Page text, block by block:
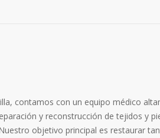
contamos con un equipo médico
y reconstrucción de tejidos y
objetivo principal es restaurar